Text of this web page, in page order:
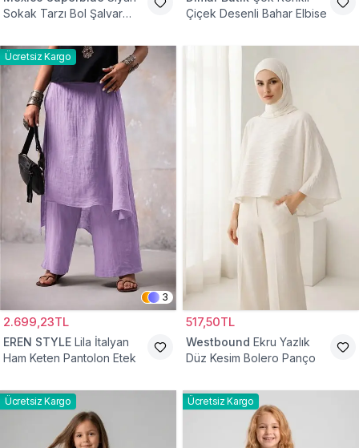
Sokak Tarzı Bol Şalvar
Çiçek Desenli Bahar Elbise
Ücretsiz Kargo
3
2.699,23TL
EREN STYLE Lila İtalyan
Ham Keten Pantolon Etek
517,50TL
Westbound Ekru Yazlık
Düz Kesim Bolero Panço
Ücretsiz Kargo Ücretsiz Kargo